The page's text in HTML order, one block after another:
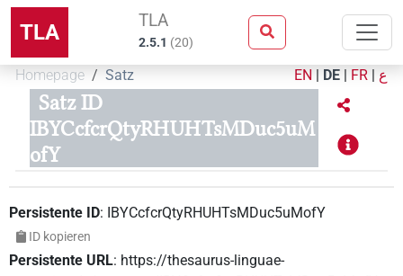
TLA TLA
2.5.1 (20)
Homepage Satz EN | DE | FR | ع
Satz ID
IBYCcfcrQtyRHUHTsMDuc5uM
ofY
Persistente ID: IBYCcfcrQtyRHUHTsMDuc5uMofY
ID kopieren
Persistente URL: https://thesaurus-linguae-